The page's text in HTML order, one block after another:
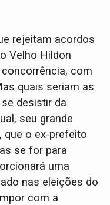
rejeitam acordos
Velho Hildon
com
quais seriam as
desistir da
seu grande
que o ex-prefeito
se for para
uma
nas eleições do
com a